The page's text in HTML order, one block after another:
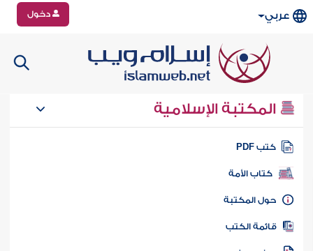
عربي دخول
المكتبة الإسلامية
كتب PDF
كتاب الأمة
المكتبة